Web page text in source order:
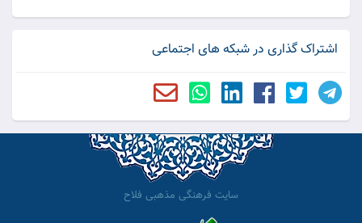
اشتراک گذاری در شبکه های اجتماعی
سایت فرهنگی مذهبی فلاح